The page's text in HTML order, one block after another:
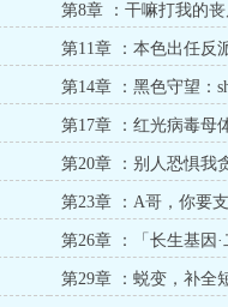
第8章 ：干嘛打我的丧
第11章 ：本色出任反
第14章 ：黑色守望：
第17章 ：红光病毒母
第20章 ：别人恐惧我
第23章 ：A哥，你要
第26章 ：「长生基
掉！）」
第29章 ：蜕变，补全